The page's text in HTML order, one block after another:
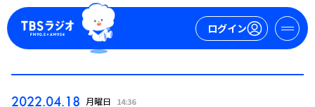
ログイン
2022.04.18 月曜日 14:36